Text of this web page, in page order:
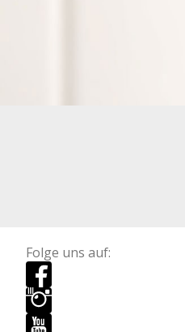
Folge uns auf: